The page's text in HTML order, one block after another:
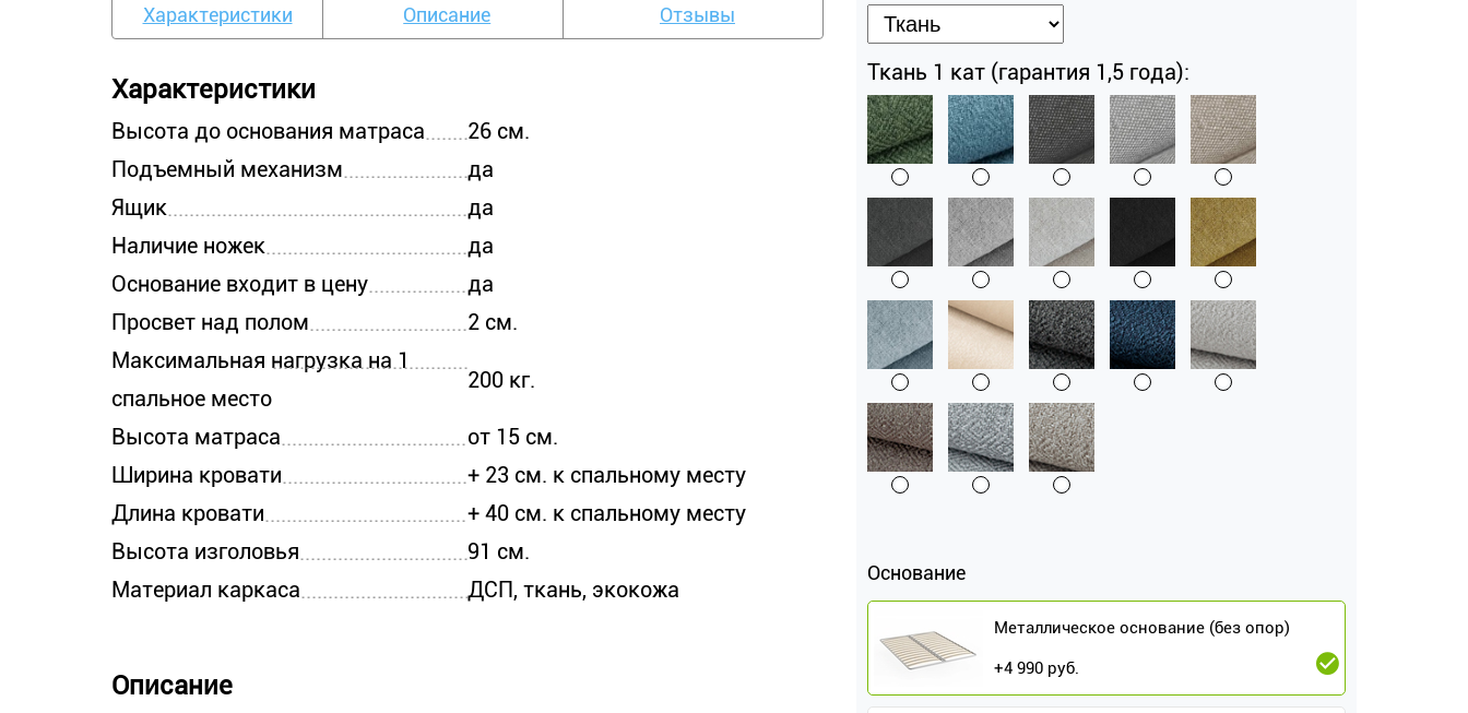
Характеристики Описание Отзывы
Характеристики
Высота до основания матраса
26 см.
Подъемный механизм
да
Ящик
да
Наличие ножек
да
Основание входит в цену
да
Просвет над полом
2 см.
Максимальная нагрузка на 1
спальное место
200 кг.
Высота матраса
от 15 см.
Ширина кровати
+ 23 см. к спальному месту
Длина кровати
+ 40 см. к спальному месту
Высота изголовья
91 см.
Материал каркаса
ДСП, ткань, экокожа
Описание
Ткань 1 кат (гарантия 1,5 года):
Основание
Металлическое основание (без опор)
+4 990 руб.